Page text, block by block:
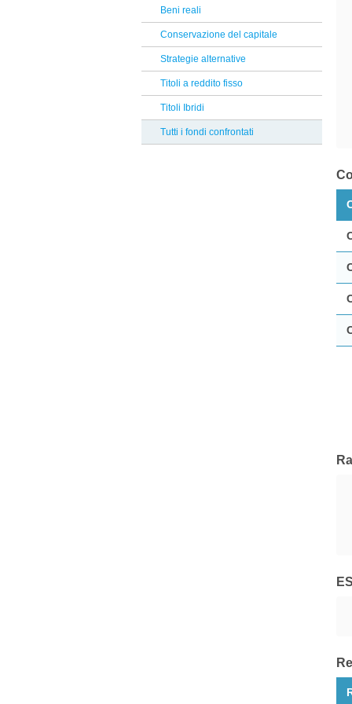
Reclami Assicurativi
Reclami Servizio di Investimento
Sycomore
La Francaise
Natixis
Janus Henderson
RWC Partners
UBP
Beni reali
Conservazione del capitale
Strategie alternative
Titoli a reddito fisso
Titoli Ibridi
Tutti i fondi confrontati